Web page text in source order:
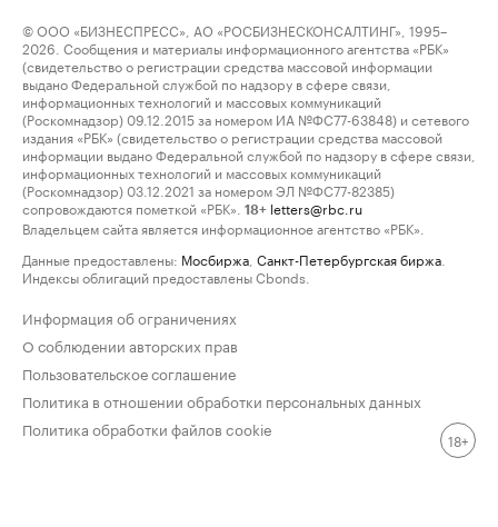
© ООО «БИЗНЕСПРЕСС», АО «РОСБИЗНЕСКОНСАЛТИНГ», 1995–
2026. Сообщения и материалы информационного агентства «РБК»
(свидетельство о регистрации средства массовой информации
выдано Федеральной службой по надзору в сфере связи,
информационных технологий и массовых коммуникаций
(Роскомнадзор) 09.12.2015 за номером ИА №ФС77-63848) и сетевого
издания «РБК» (свидетельство о регистрации средства массовой
информации выдано Федеральной службой по надзору в сфере связи,
информационных технологий и массовых коммуникаций
(Роскомнадзор) 03.12.2021 за номером ЭЛ №ФС77-82385)
сопровождаются пометкой «РБК».
18+ letters@rbc.ru
Владельцем сайта является информационное агентство «РБК».
Данные предоставлены: Мосбиржа Санкт-Петербургская биржа
Индексы облигаций предоставлены Cbonds.
Информация об ограничениях
О соблюдении авторских прав
Пользовательское соглашение
Политика в отношении обработки персональных данных
Политика обработки файлов cookie
18+